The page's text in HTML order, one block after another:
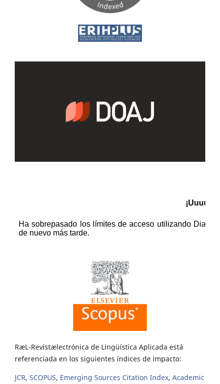
RæL-Revistælectrónica de Lingüística Aplicada está
referenciada en los siguientes índices de impacto:
JCR, SCOPUS, Emerging Sources Citation Index, Academic